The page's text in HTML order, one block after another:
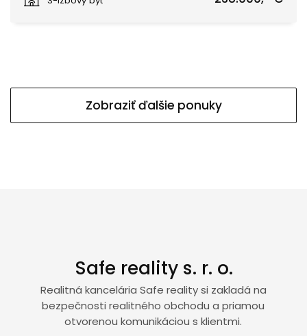
Zobraziť ďalšie ponuky
Safe reality s. r. o.
Realitná kancelária Safe reality si zakladá na
bezpečnosti realitného obchodu a priamou
otvorenou komunikáciou s klientmi.